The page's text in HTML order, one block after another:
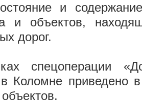
и
и объектов,
дорог.
спецоперации
в Коломне приведено